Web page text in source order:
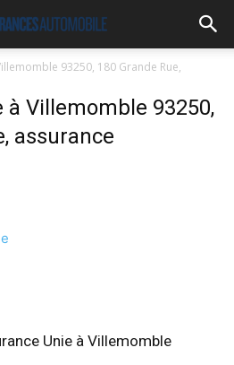
93250, 180 Grande Rue,
à Villemomble 93250,
assurance
Unie à Villemomble